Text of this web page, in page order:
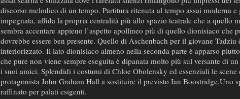
discorso melodico di un tempo. Partitura ritenuta al tempo assai moderna
impegnata, affida la propria centralità più allo spazio teatrale che a quello
sembra accentare appieno l’aspetto apollineo più di quello dionisiaco che
dovrebbe essere ben presente. Quello di Aschenbach per il giovane Tadziu
interiorizzato. Il lato dionisiaco almeno nella seconda parte è apparso
che pure non viene sempre eseguita è dipanata molto più sul versante di
i suoi amici. Splendidi i costumi di Chloe Obolensky ed essenziali le scene
protagonista John Graham Hall a sostituire il previsto Ian Boostridge.Uno
raffinato per palati esigenti.